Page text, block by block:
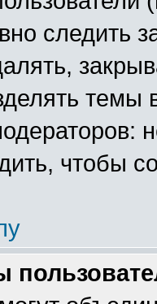
следить
темы
чтобы